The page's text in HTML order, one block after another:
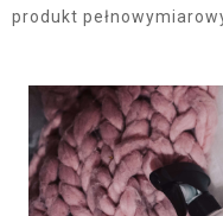
produkt